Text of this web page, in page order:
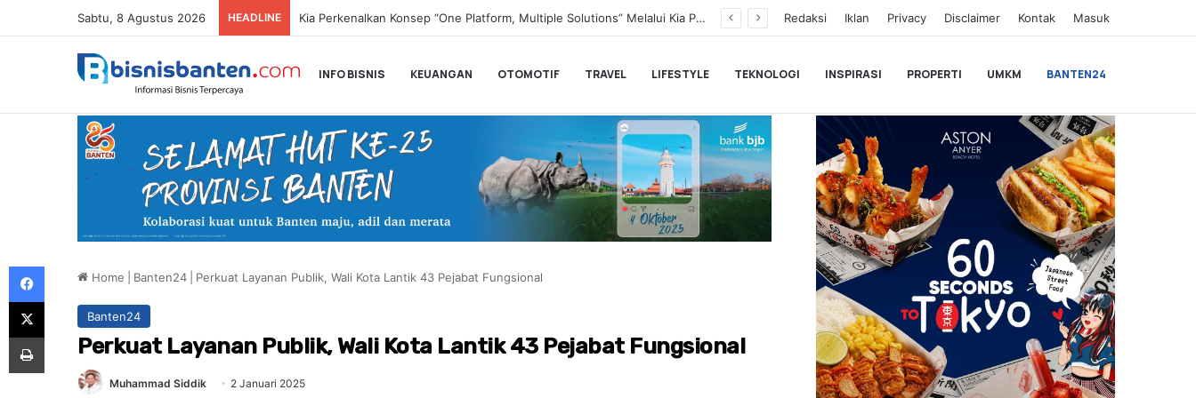
Sabtu, 8 Agustus 2026 HEADLINE Transformasi Digital Perkuat Layanan, Bank bjb Raih Lima Titanium Awards pada PRIMA Awards 2026 Redaksi Iklan Privacy Disclaimer Kontak Masuk
INFO BISNIS KEUANGAN OTOMOTIF TRAVEL LIFESTYLE TEKNOLOGI INSPIRASI PROPERTI UMKM BANTEN24
Home Banten24 Perkuat Layanan Publik, Wali Kota Lantik 43 Pejabat Fungsional
Banten24
Perkuat Layanan Publik, Wali Kota Lantik 43 Pejabat Fungsional
Muhammad Siddik 2 Januari 2025